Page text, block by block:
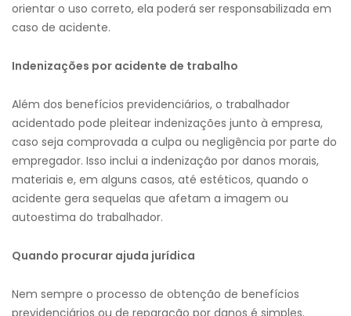
orientar o uso correto, ela poderá ser responsabilizada em
caso de acidente.
Indenizações por acidente de trabalho
Além dos benefícios previdenciários, o trabalhador
acidentado pode pleitear indenizações junto à empresa,
caso seja comprovada a culpa ou negligência por parte do
empregador. Isso inclui a indenização por danos morais,
materiais e, em alguns casos, até estéticos, quando o
acidente gera sequelas que afetam a imagem ou
autoestima do trabalhador.
Quando procurar ajuda jurídica
Nem sempre o processo de obtenção de benefícios
previdenciários ou de reparação por danos é simples.